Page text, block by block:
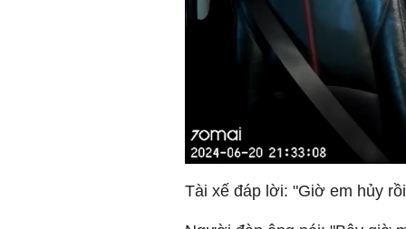
Tài xế đáp lời: "Giờ em hủy